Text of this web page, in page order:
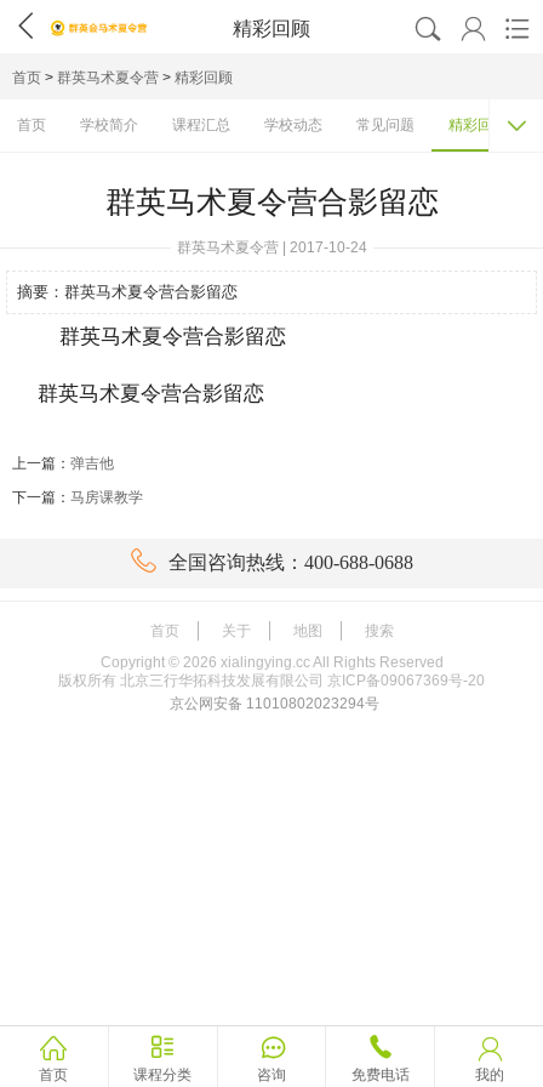
 精彩回顾   
首页 > 群英马术夏令营 > 精彩回顾
首页 学校简介 课程汇总 学校动态 常见问题 精彩回顾 
群英马术夏令营合影留恋
群英马术夏令营 | 2017-10-24
摘要： 群英马术夏令营合影留恋
群英马术夏令营合影留恋
上一篇： 弹吉他
下一篇： 马房课教学
 全国咨询热线：400-688-0688
首页 关于 地图
搜索
Copyright © 2026 xialingying.cc All Rights Reserved
版权所有 北京三行华拓科技发展有限公司 京ICP备09067369号-20
京公网安备 11010802023294号

首页

课程分类

咨询

免费电话

我的